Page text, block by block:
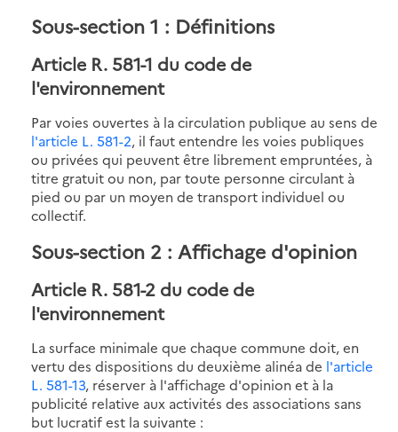
Sous-section 1 : Définitions
Article R. 581-1 du code de
l'environnement
Par voies ouvertes à la circulation publique au sens de
l'article L. 581-2, il faut entendre les voies publiques
ou privées qui peuvent être librement empruntées, à
titre gratuit ou non, par toute personne circulant à
pied ou par un moyen de transport individuel ou
collectif.
Sous-section 2 : Affichage d'opinion
Article R. 581-2 du code de
l'environnement
La surface minimale que chaque commune doit, en
vertu des dispositions du deuxième alinéa de l'article
L. 581-13, réserver à l'affichage d'opinion et à la
publicité relative aux activités des associations sans
but lucratif est la suivante :